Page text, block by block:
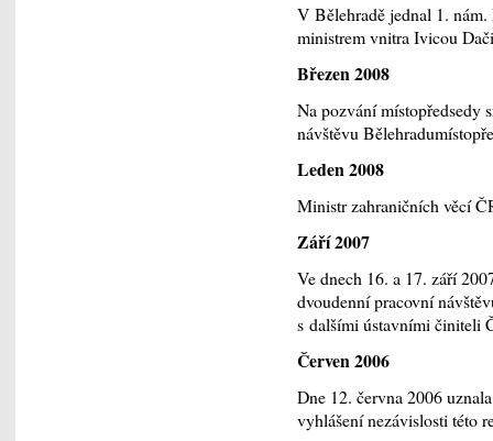
V Bělehradě jednal 1.
ministrem vnitra Ivicou
Březen 2008
Na pozvání místopředsedy
návštěvu
Leden 2008
Ministr zahraničních věcí
Září 2007
Ve dnech 16. a 17. září
dvoudenní pracovní
s dalšími ústavními činiteli
Červen 2006
Dne 12. června 2006
vyhlášení nezávislosti této